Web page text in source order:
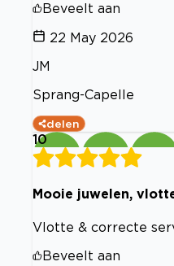
Beveelt aan
22 May 2026
JM
Sprang-Capelle
delen
10
Mooie juwelen,
Vlotte & correcte
Beveelt aan